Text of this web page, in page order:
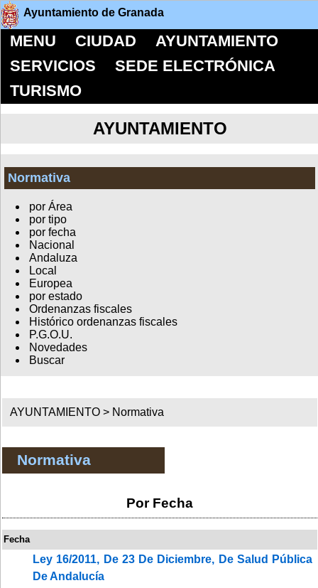
Ayuntamiento de Granada
MENU CIUDAD
AYUNTAMIENTO
SERVICIOS
SEDE ELECTRÓNICA
TURISMO
AYUNTAMIENTO
Normativa
por Área
por tipo
por fecha
Nacional
Andaluza
Local
Europea
por estado
Ordenanzas fiscales
Histórico ordenanzas fiscales
P.G.O.U.
Novedades
Buscar
AYUNTAMIENTO > Normativa
Normativa
Por Fecha
Fecha
Ley 16/2011, De 23 De Diciembre, De Salud Pública
De Andalucía